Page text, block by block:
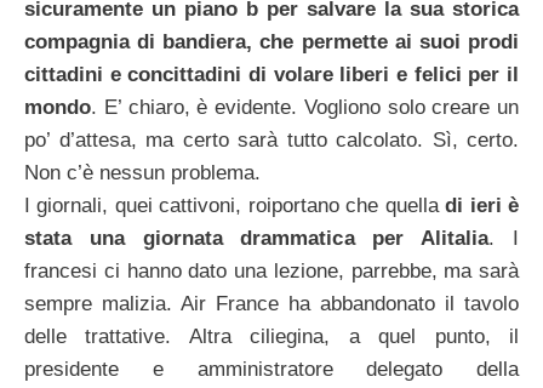
sicuramente un piano b per salvare la sua storica
compagnia di bandiera, che permette ai suoi prodi
cittadini e concittadini di volare liberi e felici per il
mondo. E’ chiaro, è evidente. Vogliono solo creare un
po’ d’attesa, ma certo sarà tutto calcolato. Sì, certo.
Non c’è nessun problema.
I giornali, quei cattivoni, roiportano che quelladi ieri è
stata una giornata drammatica per Alitalia. I
francesi ci hanno dato una lezione, parrebbe, ma sarà
sempre malizia. Air France ha abbandonato il tavolo
delle trattative. Altra ciliegina, a quel punto, il
presidente e amministratore delegato della